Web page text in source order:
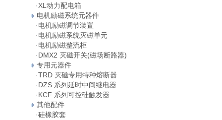
·XL动力配电箱
电机励磁系统元器件
·电机励磁调节装置
·电机励磁系统灭磁单元
·电机励磁整流柜
·DMX2 灭磁开关(磁场断路器)
专用元器件
·TRD 灭磁专用特种熔断器
·DZS 系列延时中间继电器
·KCF 系列可控硅触发器
其他配件
·硅橡胶套